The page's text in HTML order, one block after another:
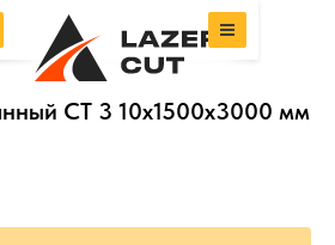
СТ 3 10х1500х3000 мм